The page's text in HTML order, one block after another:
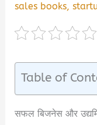
sales books,
Table of
सफल बिजनेस और